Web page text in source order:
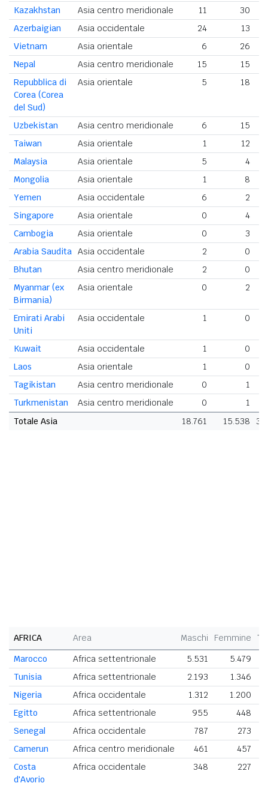
Kazakhstan
Asia centro meridionale 11
30
Azerbaigian
Asia occidentale 24
13
Vietnam
Asia orientale 6
26
Nepal
Asia centro meridionale 15
15
Repubblica di
Corea (Corea
del Sud)
Asia orientale 5 18
Uzbekistan Asia centro meridionale 6
15
Taiwan
Asia orientale 1
12
Malaysia
Asia orientale 5
4
Mongolia
Asia orientale 1
8
Yemen
Asia occidentale 6
2
Singapore
Asia orientale 0
4
Cambogia
Asia orientale 0
3
Arabia Saudita Asia occidentale 2
0
Bhutan
Asia centro meridionale 2
0
Myanmar (ex
Birmania)
Asia orientale 0 2
Emirati Arabi
Uniti
Asia occidentale 1 0
Kuwait Asia occidentale 1
0
Laos
Asia orientale 1
0
Tagikistan
Asia centro meridionale 0
1
Turkmenistan
Asia centro meridionale 0
1
Totale Asia
18.761 15.538
AFRICA Area Maschi Femmine
Marocco
Africa settentrionale 5.531 5.479
Tunisia
Africa settentrionale 2.193 1.346
Nigeria
Africa occidentale 1.312 1.200
Egitto
Africa settentrionale 955 448
Senegal
Africa occidentale 787 273
Camerun
Africa centro meridionale 461
457
Costa
d'Avorio
Africa occidentale 348 227